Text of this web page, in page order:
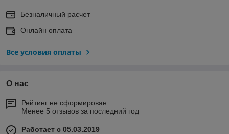
Безналичный расчет
Онлайн оплата
Все условия оплаты
О нас
Рейтинг не сформирован
Менее 5 отзывов за последний год
Работает с 05.03.2019